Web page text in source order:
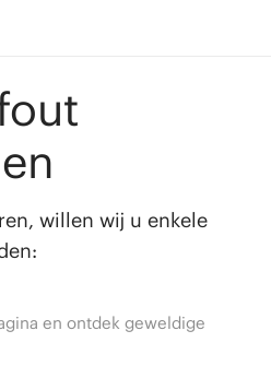
willen wij u enkele
en ontdek geweldige